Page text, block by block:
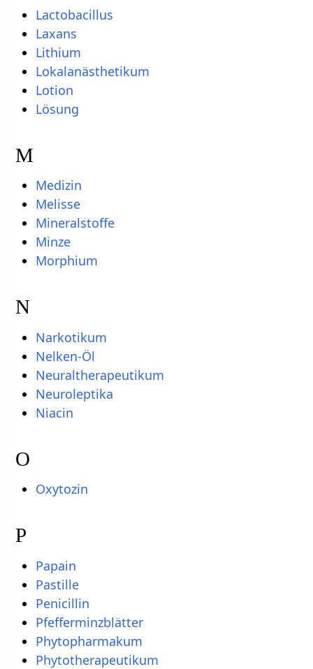
Lactobacillus
Laxans
Lithium
Lokalanästhetikum
Lotion
Lösung
M
Medizin
Melisse
Mineralstoffe
Minze
Morphium
N
Narkotikum
Nelken-Öl
Neuraltherapeutikum
Neuroleptika
Niacin
O
Oxytozin
P
Papain
Pastille
Penicillin
Pfefferminzblätter
Phytopharmakum
Phytotherapeutikum